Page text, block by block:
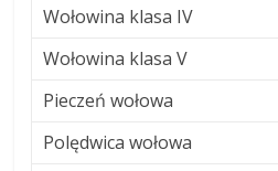
Wołowina klasa IV
Wołowina klasa V
Pieczeń wołowa
Polędwica wołowa